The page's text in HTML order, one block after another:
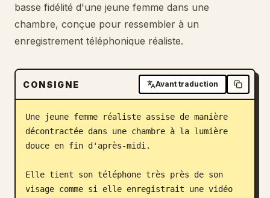
Tarifs
Télécharger
Blog
Mises à jour
basse fidélité d'une jeune femme dans une
chambre, conçue pour ressembler à un
enregistrement téléphonique réaliste.
CONSIGNE Avant traduction
Une jeune femme réaliste assise de manière
décontractée dans une chambre à la lumière
douce en fin d'après-midi.
Elle tient son téléphone très près de son
visage comme si elle enregistrait une vidéo